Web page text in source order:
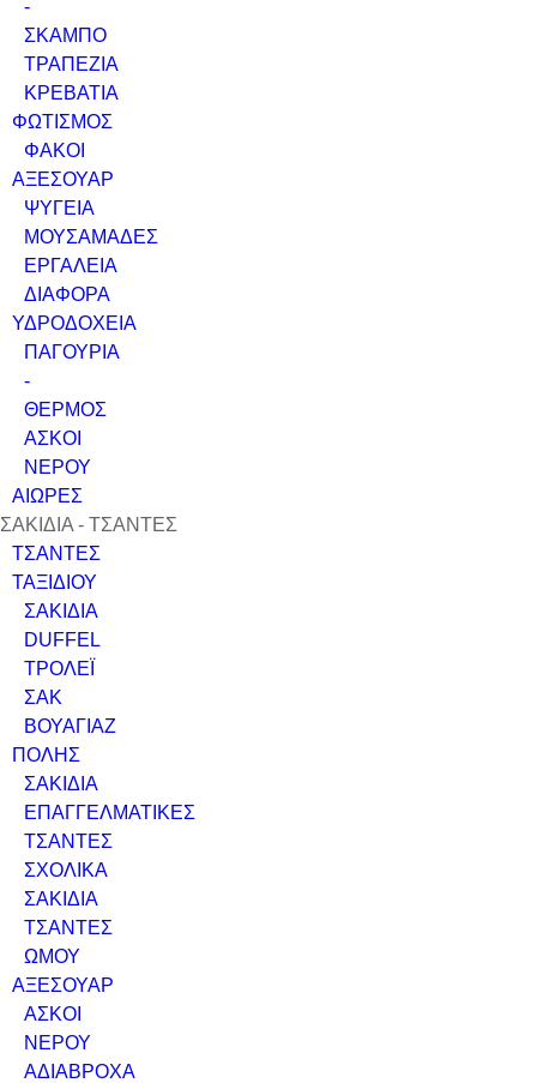
-
ΣΚΑΜΠΟ
ΤΡΑΠΕΖΙΑ
ΚΡΕΒΑΤΙΑ
ΦΩΤΙΣΜΟΣ
ΦΑΚΟΙ
ΑΞΕΣΟΥΑΡ
ΨΥΓΕΙΑ
ΜΟΥΣΑΜΑΔΕΣ
ΕΡΓΑΛΕΙΑ
ΔΙΑΦΟΡΑ
ΥΔΡΟΔΟΧΕΙΑ
ΠΑΓΟΥΡΙΑ
-
ΘΕΡΜΟΣ
ΑΣΚΟΙ
ΝΕΡΟΥ
ΑΙΩΡΕΣ
ΣΑΚΙΔΙΑ - ΤΣΑΝΤΕΣ
ΤΣΑΝΤΕΣ
ΤΑΞΙΔΙΟΥ
ΣΑΚΙΔΙΑ
DUFFEL
ΤΡΟΛΕΪ
ΣΑΚ
ΒΟΥΑΓΙΑΖ
ΠΟΛΗΣ
ΣΑΚΙΔΙΑ
ΕΠΑΓΓΕΛΜΑΤΙΚΕΣ
ΤΣΑΝΤΕΣ
ΣΧΟΛΙΚΑ
ΣΑΚΙΔΙΑ
ΤΣΑΝΤΕΣ
ΩΜΟΥ
ΑΞΕΣΟΥΑΡ
ΑΣΚΟΙ
ΝΕΡΟΥ
ΑΔΙΑΒΡΟΧΑ